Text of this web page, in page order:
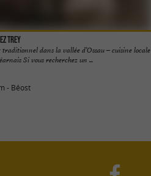
Trey
dans la vallée d’Ossau – cuisine locale
Si vous recherchez un ...
- Béost